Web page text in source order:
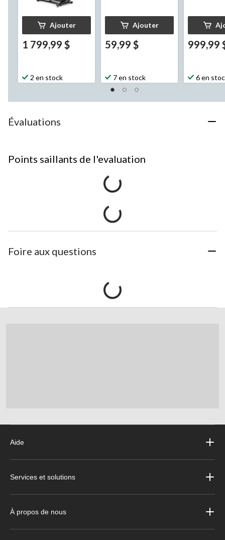
Ajouter
1 799,99 $
2 en stock
Ajouter
59,99 $
7 en stock
999,99
6 en
Évaluations
Points saillants de l'evaluation
Foire aux questions
Aide
Services et solutions
À propos de nous